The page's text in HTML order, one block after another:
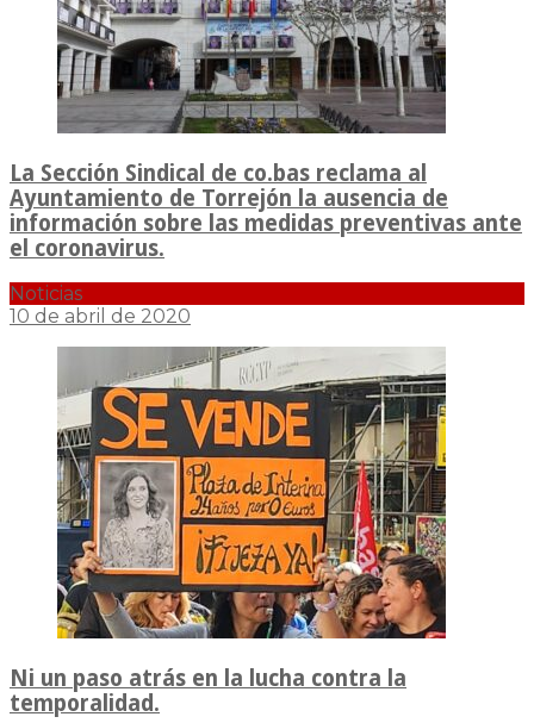
La Sección Sindical de co.bas reclama al
Ayuntamiento de Torrejón la ausencia de
información sobre las medidas preventivas ante
el coronavirus.
Noticias
10 de abril de 2020
Ni un paso atrás en la lucha contra la
temporalidad.